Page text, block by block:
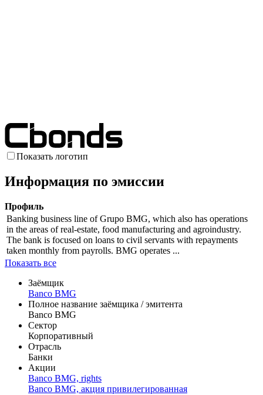
Показать логотип
Информация по эмиссии
Профиль
Banking business line of Grupo BMG, which also has operations
in the areas of real-estate, food manufacturing and agroindustry.
The bank is focused on loans to civil servants with repayments
taken monthly from payrolls. BMG operates ...
Показать все
Заёмщик
Banco BMG
Полное название заёмщика / эмитента
Banco BMG
Сектор
Корпоративный
Отрасль
Банки
Акции
Banco BMG, rights
Banco BMG, акция привилегированная